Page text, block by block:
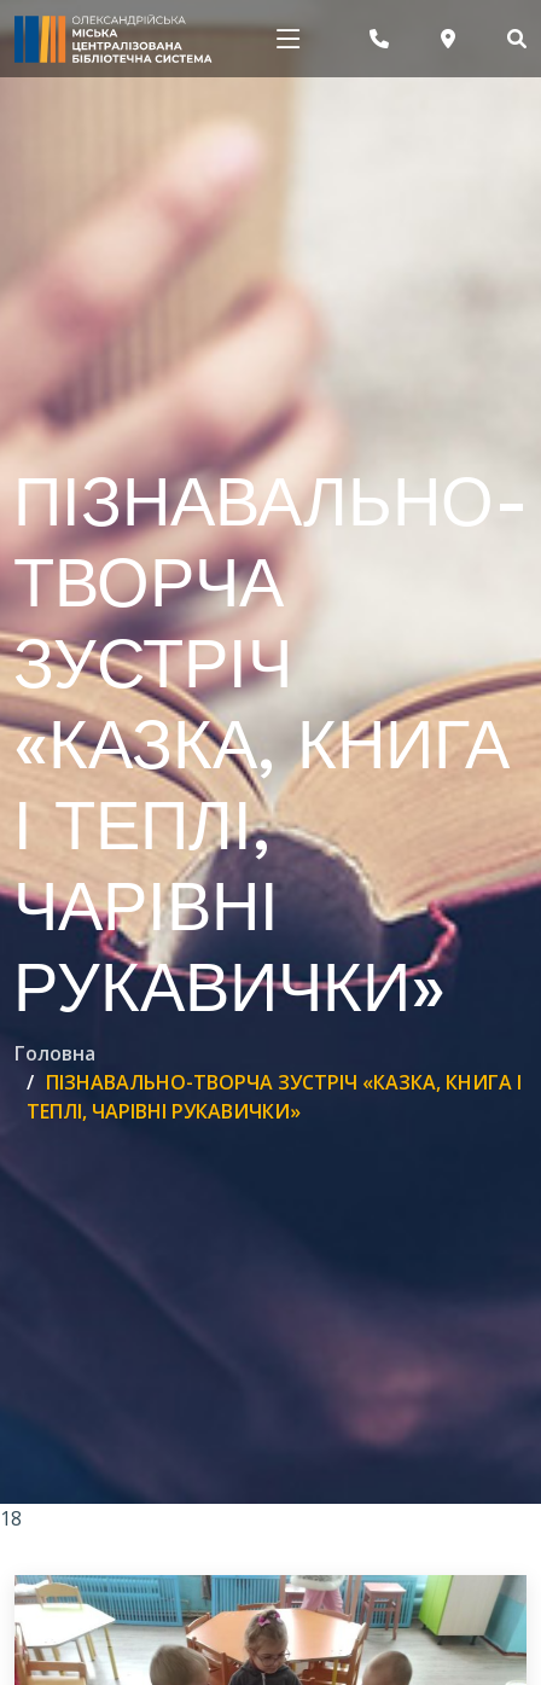
ПІЗНАВАЛЬНО-
ТВОРЧА
ЗУСТРІЧ
«КАЗКА, КНИГА
І ТЕПЛІ,
ЧАРІВНІ
РУКАВИЧКИ»
Головна
ПІЗНАВАЛЬНО-ТВОРЧА ЗУСТРІЧ «КАЗКА, КНИГА І
ТЕПЛІ, ЧАРІВНІ РУКАВИЧКИ»
18